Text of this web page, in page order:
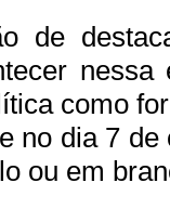
de
nessa
como
no dia 7
ou em